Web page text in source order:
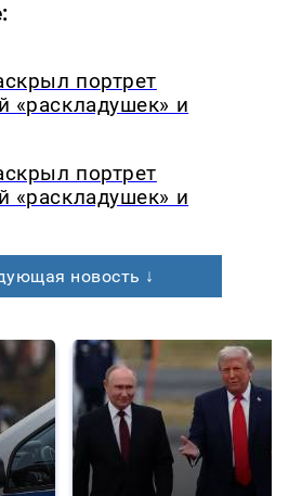
портрет
«раскладушек» и
портрет
«раскладушек» и
новость ↓